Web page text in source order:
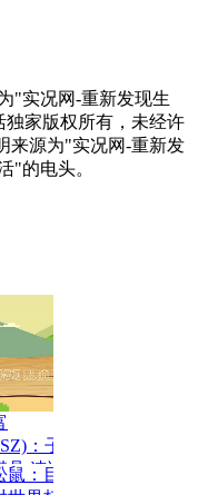
"实况网-重新发现生
家版权所有，未经许
来源为"实况网-重新发
"的电头。
：子公司
速读